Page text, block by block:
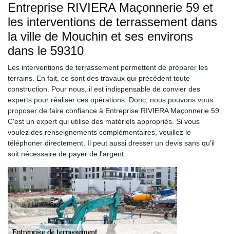
Entreprise RIVIERA Maçonnerie 59 et
les interventions de terrassement dans
la ville de Mouchin et ses environs
dans le 59310
Les interventions de terrassement permettent de préparer les
terrains. En fait, ce sont des travaux qui précèdent toute
construction. Pour nous, il est indispensable de convier des
experts pour réaliser ces opérations. Donc, nous pouvons vous
proposer de faire confiance à Entreprise RIVIERA Maçonnerie 59.
C'est un expert qui utilise des matériels appropriés. Si vous
voulez des renseignements complémentaires, veuillez le
téléphoner directement. Il peut aussi dresser un devis sans qu'il
soit nécessaire de payer de l'argent.